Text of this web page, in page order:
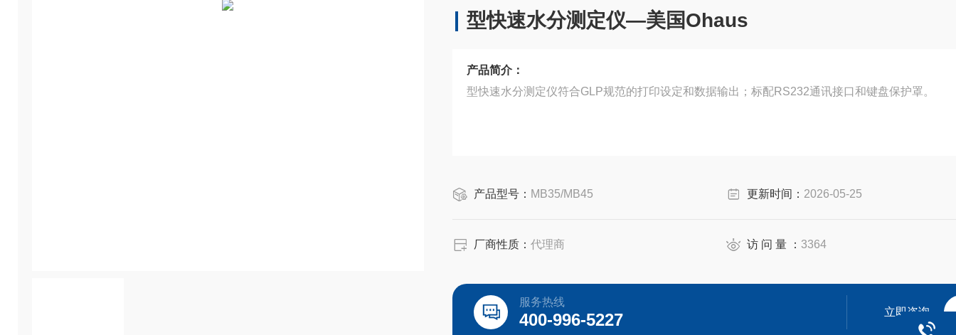
型快速水分测定仪—美国Ohaus
产品简介：
型快速水分测定仪符合GLP规范的打印设定和数据输出；标配RS232通讯接口和键盘保护罩。
产品型号： MB35/MB45 更新时间： 2026-05-25
厂商性质： 代理商 访 问 量 ：3364
服务热线
400-996-5227 立即咨询